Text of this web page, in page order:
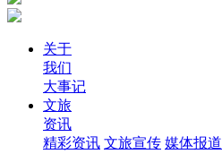
关于
我们
大事记
文旅
资讯
精彩资讯 文旅宣传 媒体报道